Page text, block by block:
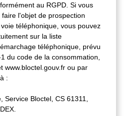
au RGPD. Si vous
l'objet de prospection
téléphonique, vous pouvez
sur la liste
téléphonique, prévu
du code de la consommation,
www.bloctel.gouv.fr ou par
:
Service Bloctel, CS 61311,